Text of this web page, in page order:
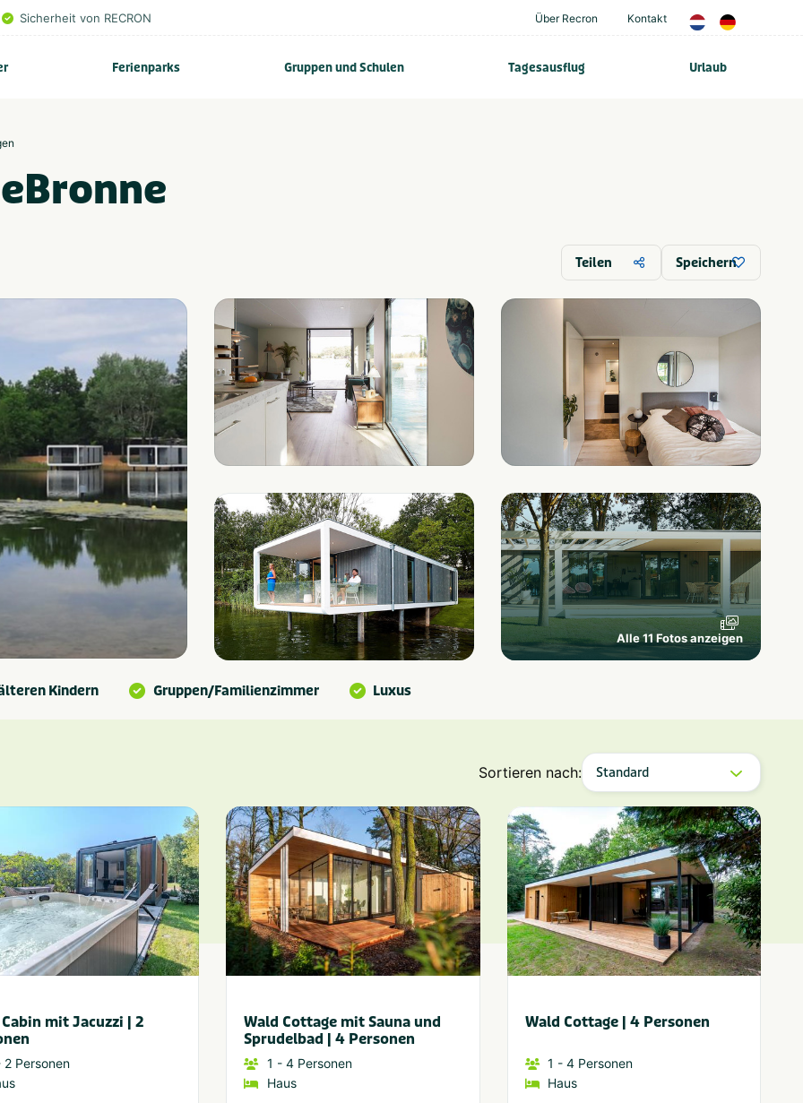
Sicherheit von RECRON Über Recron Kontakt
Ferienparks Gruppen und Schulen Tagesausflug Urlaub
Teilen Speichern
Alle 11 Fotos anzeigen
Kindern Gruppen/Familienzimmer Luxus
Sortieren nach:
mit Jacuzzi | 2
Personen
Wald Cottage mit Sauna und
Sprudelbad | 4 Personen
1 - 4Personen
Haus
Wald Cottage | 4 Personen
1 - 4Personen
Haus